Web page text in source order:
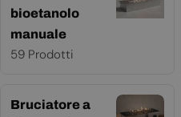
bioetanolo
manuale
59 Prodotti
Bruciatore a